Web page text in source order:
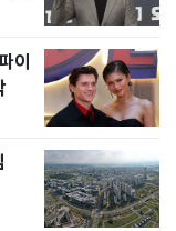
이